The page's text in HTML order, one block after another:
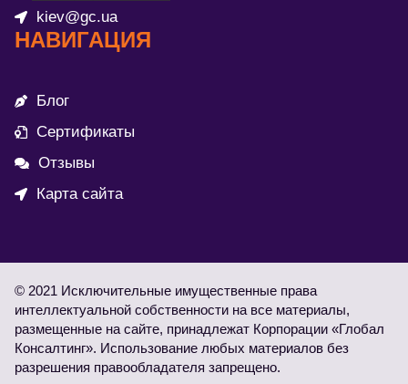
kiev@gc.ua
НАВИГАЦИЯ
Блог
Сертификаты
Отзывы
Карта сайта
© 2021 Исключительные имущественные права
интеллектуальной собственности на все материалы,
размещенные на сайте, принадлежат Корпорации «Глобал
Консалтинг». Использование любых материалов без
разрешения правообладателя запрещено.